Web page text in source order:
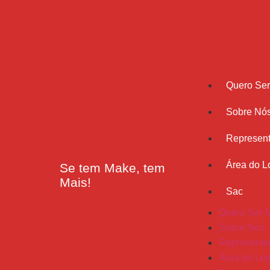
Se tem Make, tem
Mais!
Quero
Sobre
Área do
Sac
Quero Ser
Sobre Nós
Área do